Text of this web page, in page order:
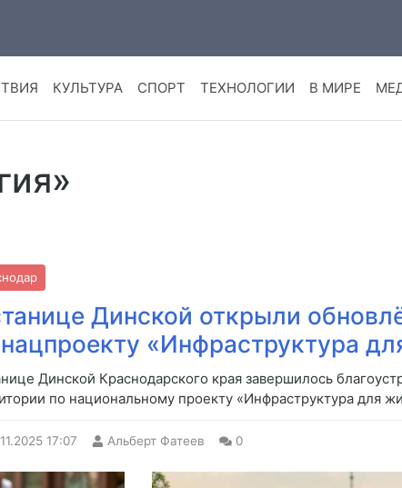
КУЛЬТУРА СПОРТ ТЕХНОЛОГИИ В МИРЕ
Динской открыли
«Инфраструктура
Динской Краснодарского края завершилось
по национальному проекту «Инфраструктура для
17:07 Альберт Фатеев 0